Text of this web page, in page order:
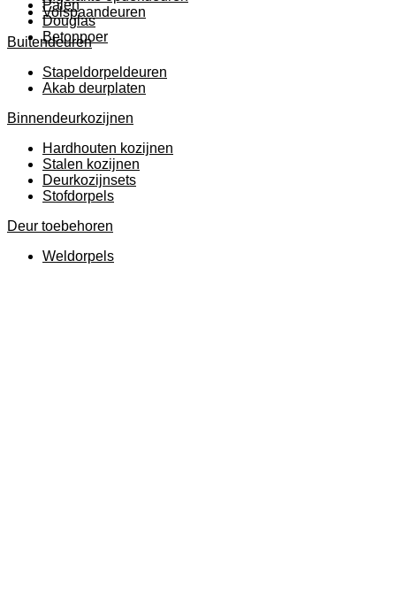
Palen
Douglas
Betonpoer
Volspaandeuren
Buitendeuren
Stapeldorpeldeuren
Akab deurplaten
Binnendeurkozijnen
Hardhouten kozijnen
Stalen kozijnen
Deurkozijnsets
Stofdorpels
Deur toebehoren
Weldorpels